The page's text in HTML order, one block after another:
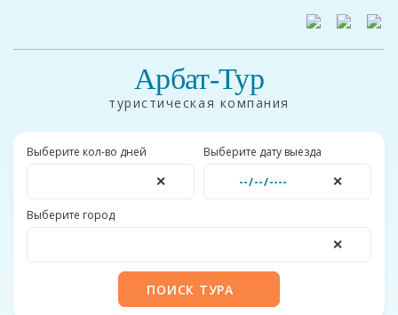
Арбат-Тур
туристическая компания
Выберите кол-во дней
✕
Выберите дату выезда
✕
Выберите город
✕
ПОИСК ТУРА